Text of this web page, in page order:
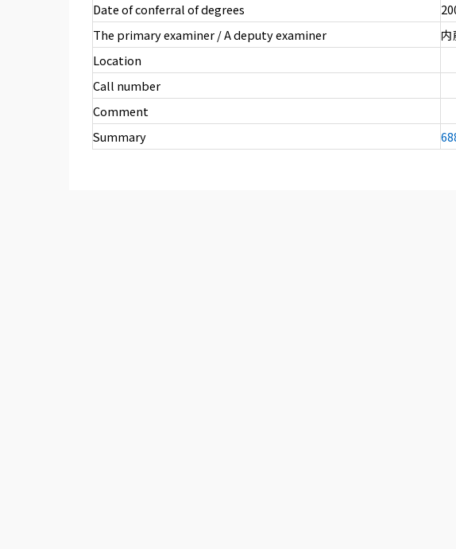
Date of conferral of degrees
The primary examiner / A deputy examiner
Location
Call number
Comment
Summary